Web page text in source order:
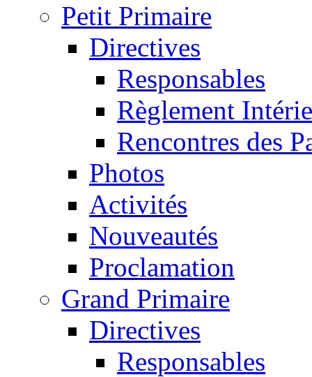
Petit Primaire
Directives
Responsables
Règlement
Rencontres des
Photos
Activités
Nouveautés
Proclamation
Grand Primaire
Directives
Responsables